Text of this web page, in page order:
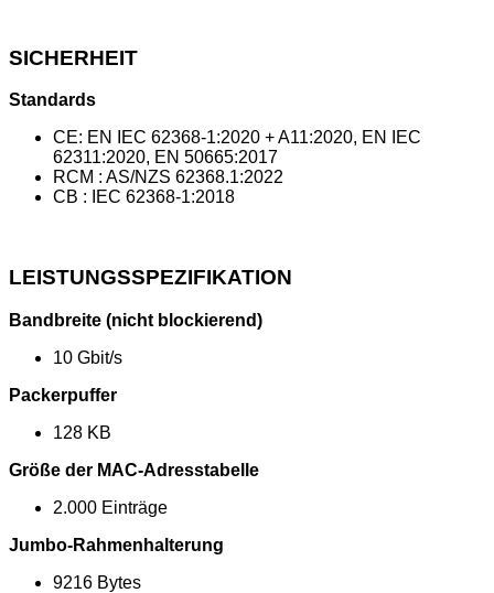
SICHERHEIT
Standards
CE: EN IEC 62368-1:2020 + A11:2020, EN IEC
62311:2020, EN 50665:2017
RCM : AS/NZS 62368.1:2022
CB : IEC 62368-1:2018
LEISTUNGSSPEZIFIKATION
Bandbreite (nicht blockierend)
10 Gbit/s
Packerpuffer
128 KB
Größe der MAC-Adresstabelle
2.000 Einträge
Jumbo-Rahmenhalterung
9216 Bytes